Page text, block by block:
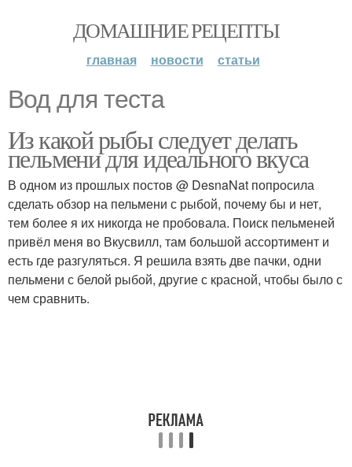
ДОМАШНИЕ РЕЦЕПТЫ
главная новости статьи
Вод для теста
Из какой рыбы следует делать
пельмени для идеального вкуса
В одном из прошлых постов @ DesnaNat попросила
сделать обзор на пельмени с рыбой, почему бы и нет,
тем более я их никогда не пробовала. Поиск пельменей
привёл меня во Вкусвилл, там большой ассортимент и
есть где разгуляться. Я решила взять две пачки, одни
пельмени с белой рыбой, другие с красной, чтобы было с
чем сравнить.